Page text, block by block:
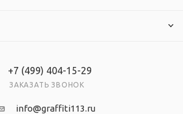
+7 (499) 404-15-29
ЗАКАЗАТЬ ЗВОНОК
info@graffiti113.ru